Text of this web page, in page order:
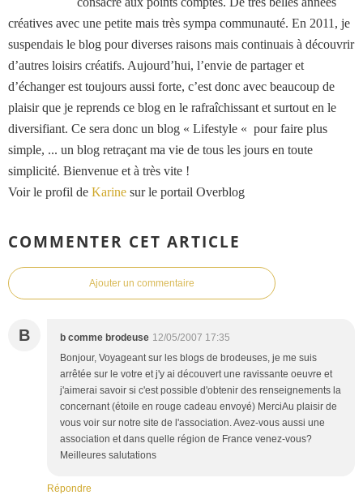
créatives avec une petite mais très sympa communauté. En 2011, je
suspendais le blog pour diverses raisons mais continuais à découvrir
d’autres loisirs créatifs. Aujourd’hui, l’envie de partager et
d’échanger est toujours aussi forte, c’est donc avec beaucoup de
plaisir que je reprends ce blog en le rafraîchissant et surtout en le
diversifiant. Ce sera donc un blog « Lifestyle « pour faire plus
simple, ... un blog retraçant ma vie de tous les jours en toute
simplicité. Bienvenue et à très vite !
Voir le profil de Karine sur le portail Overblog
COMMENTER CET ARTICLE
Ajouter un commentaire
B b comme brodeuse 12/05/2007 17:35
Bonjour, Voyageant sur les blogs de brodeuses, je me suis
arrêtée sur le votre et j'y ai découvert une ravissante oeuvre et
j'aimerai savoir si c'est possible d'obtenir des renseignements la
concernant (étoile en rouge cadeau envoyé) MerciAu plaisir de
vous voir sur notre site de l'association. Avez-vous aussi une
association et dans quelle région de France venez-vous?
Meilleures salutations
Répondre